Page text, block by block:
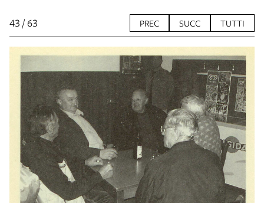
43 / 63 PREC SUCC TUTTI